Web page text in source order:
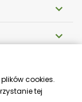


cookies.
tej